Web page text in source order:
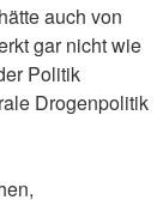
auch von
gar nicht wie
Politik
Drogenpolitik